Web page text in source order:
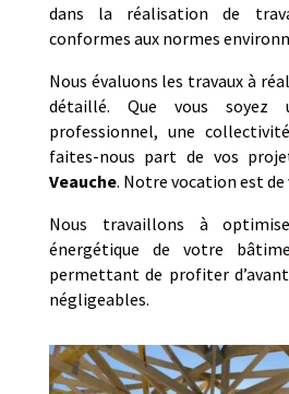
dans la réalisation de
conformes aux normes
Nous évaluons les travaux à
détaillé. Que vous soyez
professionnel, une
faites-nous part de vos
Veauche. Notre vocation est de
Nous travaillons à
énergétique de votre
permettant de profiter
négligeables.